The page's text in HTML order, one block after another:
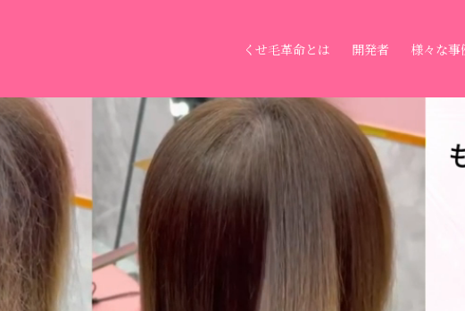
くせ毛革命とは 開発者 様々な事